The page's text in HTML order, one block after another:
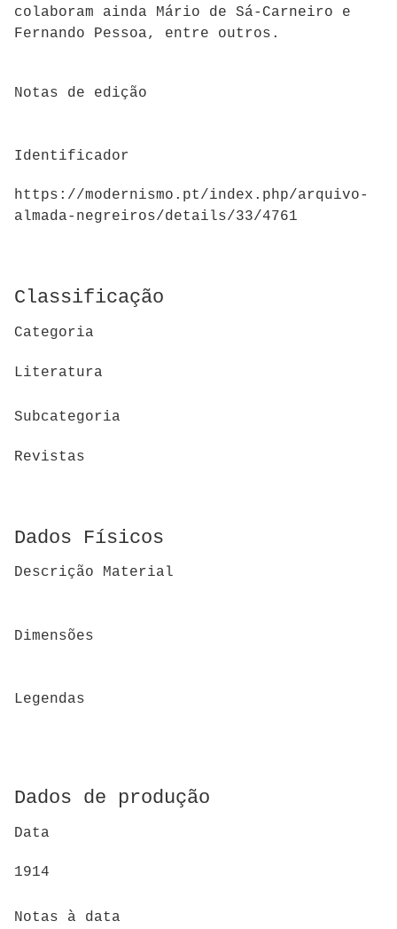
colaboram ainda Mário de Sá-Carneiro e
Fernando Pessoa, entre outros.
Notas de edição
Identificador
https://modernismo.pt/index.php/arquivo-
almada-negreiros/details/33/4761
Classificação
Categoria
Literatura
Subcategoria
Revistas
Dados Físicos
Descrição Material
Dimensões
Legendas
Dados de produção
Data
1914
Notas à data